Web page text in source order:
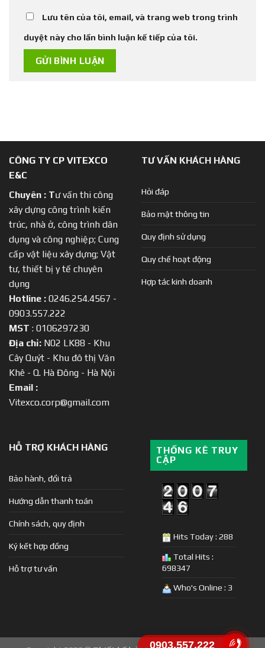
Lưu tên của tôi, email, và trang web trong trình
duyệt này cho lần bình luận kế tiếp của tôi.
CÔNG TY CP VITEXCO
E&C
Chuyên : Tư vấn thi công
xây dựng công trình kiến
trúc, nhà ở, công trình dân
dụng và công nghiệp; Cung
cấp vật liệu xây dựng; Vật
tư, thiết bị y tế chuyên
dụng
Hotline : 0246.254.4567 -
0903.557.222
MST : 0106297230
Địa chỉ: N02 LK88 - Khu
Cây Quýt - Khu đô thị Văn
Khê - Q. Hà Đông - Hà Nội
Email :
Vitexco.corp@gmail.com
TƯ VẤN KHÁCH HÀNG
Hỏi đáp
Bảo mật thông tin
Quy định sử dụng
Quy chế hoạt động
Hợp tác kinh doanh
HỖ TRỢ KHÁCH HÀNG
Bảo hành, đổi trả
Hướng dẫn thanh toán
Chính sách, quy định
Ký kết hợp đồng
Hỗ trợ tư vấn
THỐNG KÊ TRUY
CẬP
Hits Today : 288
Total Hits :
698347
Who's Online : 3
0903.557.222